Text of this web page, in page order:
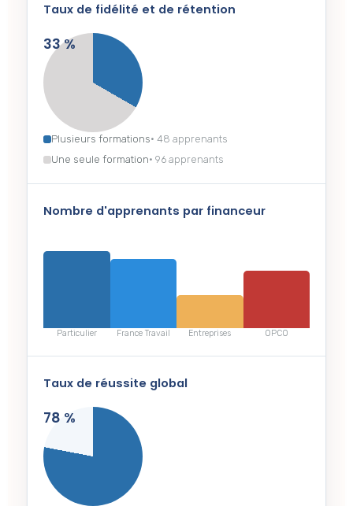
Taux de fidélité et de rétention
33 %
Plusieurs formations· 48 apprenants
Une seule formation· 96 apprenants
Nombre d'apprenants par financeur
Particulier France Travail Entreprises OPCO
Taux de réussite global
78 %